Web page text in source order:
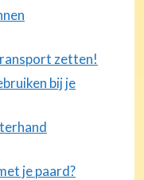
zetten!
bij je
je paard?